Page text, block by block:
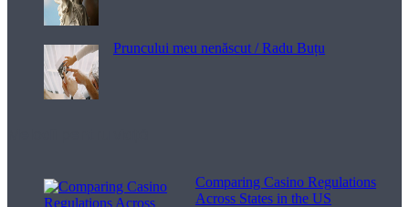
Pruncului meu nenăscut / Radu Buțu
Comparing Casino Regulations
Across States in the US